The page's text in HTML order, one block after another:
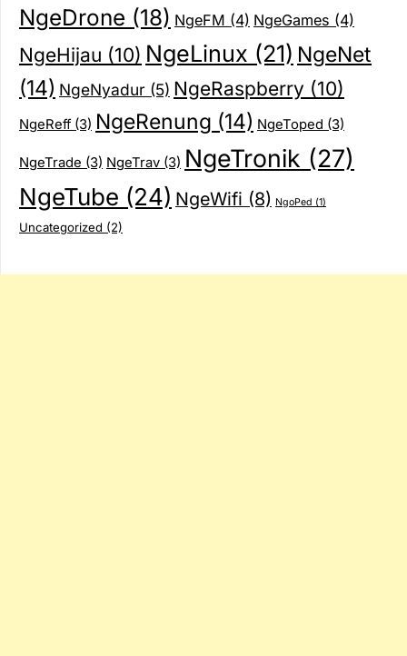
NgeDrone (18) NgeFM (4) NgeGames (4)
NgeHijau (10) NgeLinux (21) NgeNet
(14) NgeNyadur (5) NgeRaspberry (10)
NgeReff (3) NgeRenung (14) NgeToped (3)
NgeTrade (3) NgeTrav (3) NgeTronik (27)
NgeTube (24) NgeWifi (8) NgoPed (1)
Uncategorized (2)